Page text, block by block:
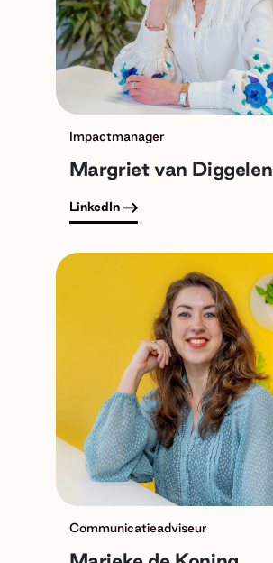
Impactmanager
Margriet van Diggelen
LinkedIn
Communicatieadviseur